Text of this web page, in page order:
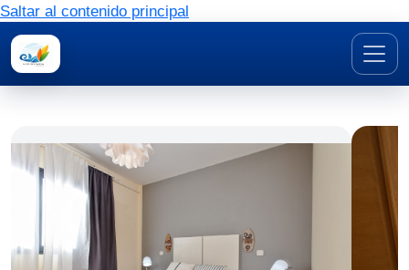
Saltar al contenido principal